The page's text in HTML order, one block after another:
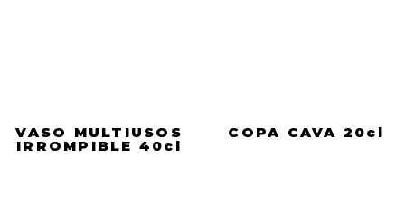
VASO MULTIUSOS
IRROMPIBLE 40cl
COPA CAVA 20cl